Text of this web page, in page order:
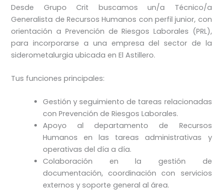
Desde Grupo Crit buscamos un/a Técnico/a
Generalista de Recursos Humanos con perfil junior, con
orientación a Prevención de Riesgos Laborales (PRL),
para incorporarse a una empresa del sector de la
siderometalurgia ubicada en El Astillero.
Tus funciones principales:
Gestión y seguimiento de tareas relacionadas
con Prevención de Riesgos Laborales.
Apoyo al departamento de Recursos
Humanos en las tareas administrativas y
operativas del día a día.
Colaboración en la gestión de
documentación, coordinación con servicios
externos y soporte general al área.